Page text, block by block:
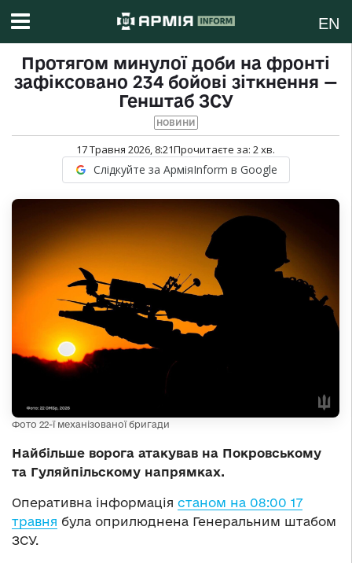
EN
Протягом минулої доби на фронті
зафіксовано 234 бойові зіткнення —
Генштаб ЗСУ
НОВИНИ
17 Травня 2026, 8:21Прочитаєте за: 2хв.
Слідкуйте за АрміяInform в Google
Фото 22-ї механізованої бригади
Найбільше ворога атакував на Покровському
та Гуляйпільскому напрямках.
Оперативна інформація станом на 08:00 17
травня була оприлюднена Генеральним штабом
ЗСУ.